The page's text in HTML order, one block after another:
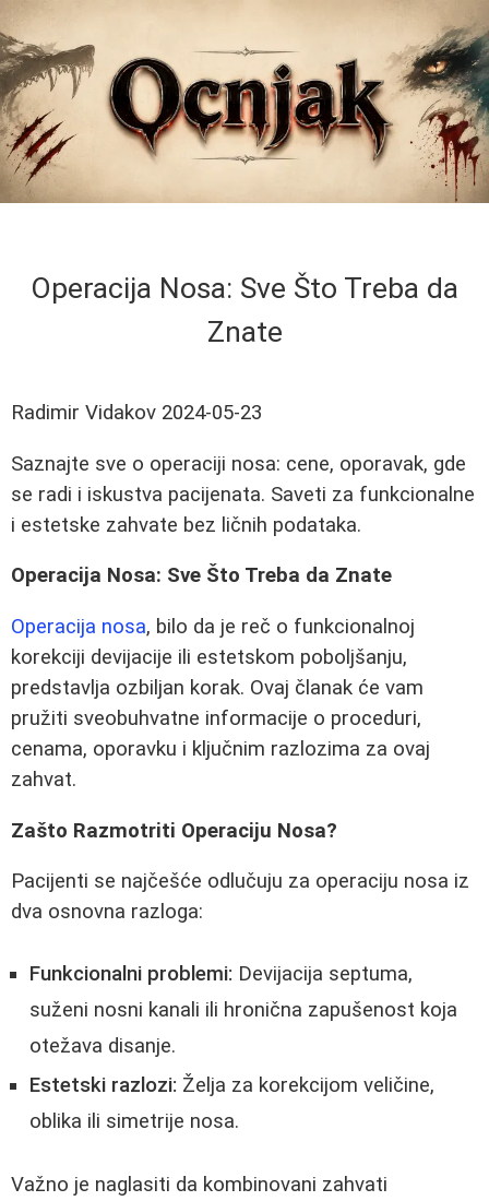
Operacija Nosa: Sve Što Treba da
Znate
Radimir Vidakov 2024-05-23
Saznajte sve o operaciji nosa: cene, oporavak, gde
se radi i iskustva pacijenata. Saveti za funkcionalne
i estetske zahvate bez ličnih podataka.
Operacija Nosa: Sve Što Treba da Znate
Operacija nosa, bilo da je reč o funkcionalnoj
korekciji devijacije ili estetskom poboljšanju,
predstavlja ozbiljan korak. Ovaj članak će vam
pružiti sveobuhvatne informacije o proceduri,
cenama, oporavku i ključnim razlozima za ovaj
zahvat.
Zašto Razmotriti Operaciju Nosa?
Pacijenti se najčešće odlučuju za operaciju nosa iz
dva osnovna razloga:
Funkcionalni problemi: Devijacija septuma,
suženi nosni kanali ili hronična zapušenost koja
otežava disanje.
Estetski razlozi: Želja za korekcijom veličine,
oblika ili simetrije nosa.
Važno je naglasiti da kombinovani zahvati